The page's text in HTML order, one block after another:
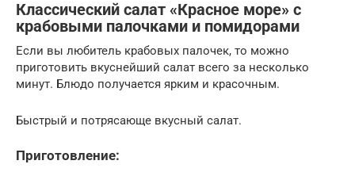
Классический салат «Красное море» с
крабовыми палочками и помидорами
Если вы любитель крабовых палочек, то можно
приготовить вкуснейший салат всего за несколько
минут. Блюдо получается ярким и красочным.
Быстрый и потрясающе вкусный салат.
Приготовление: